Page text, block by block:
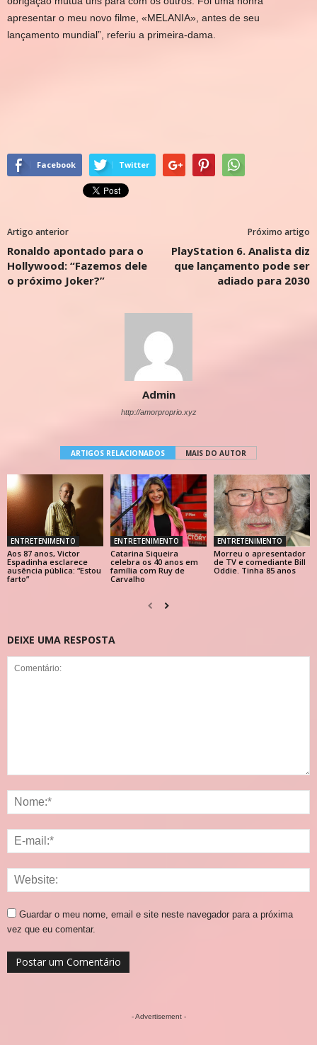
apresentar o meu novo filme, «MELANIA», antes de seu
lançamento mundial”, referiu a primeira-dama.
Facebook Twitter
Artigo anterior
Ronaldo apontado para o
Hollywood: “Fazemos dele
o próximo Joker?”
Próximo artigo
PlayStation 6. Analista diz
que lançamento pode ser
adiado para 2030
Admin
http://amorproprio.xyz
ARTIGOS RELACIONADOS MAIS DO AUTOR
ENTRETENIMENTO
Aos 87 anos, Victor
Espadinha esclarece
ausência pública: “Estou
farto”
ENTRETENIMENTO
Catarina Siqueira
celebra os 40 anos em
família com Ruy de
Carvalho
ENTRETENIMENTO
Morreu o apresentador
de TV e comediante Bill
Oddie. Tinha 85 anos
DEIXE UMA RESPOSTA
Guardar o meu nome, email e site neste navegador para a próxima
vez que eu comentar.
- Advertisement -